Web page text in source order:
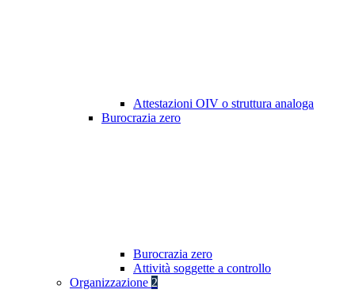
Attestazioni OIV o struttura analoga
Burocrazia zero
Burocrazia zero
Attività soggette a controllo
Organizzazione 2